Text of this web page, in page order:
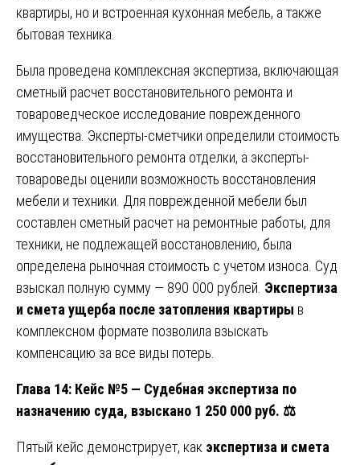
квартиры, но и встроенная кухонная мебель, а также
бытовая техника.
Была проведена комплексная экспертиза, включающая
сметный расчет восстановительного ремонта и
товароведческое исследование поврежденного
имущества. Эксперты-сметчики определили стоимость
восстановительного ремонта отделки, а эксперты-
товароведы оценили возможность восстановления
мебели и техники. Для поврежденной мебели был
составлен сметный расчет на ремонтные работы, для
техники, не подлежащей восстановлению, была
определена рыночная стоимость с учетом износа. Суд
взыскал полную сумму — 890 000 рублей. Экспертиза
и смета ущерба после затопления квартиры в
комплексном формате позволила взыскать
компенсацию за все виды потерь.
Глава 14: Кейс №5 — Судебная экспертиза по
назначению суда, взыскано 1 250 000 руб. ⚖️
Пятый кейс демонстрирует, как экспертиза и смета